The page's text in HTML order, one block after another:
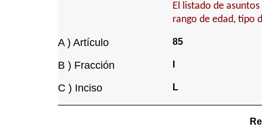
El listado de
rango de edad, tipo
A ) Artículo 85
B ) Fracción
C ) Inciso L